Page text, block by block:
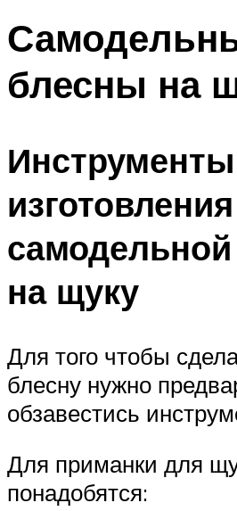
блесны на
изготовления
на щуку
Для того чтобы
блесну нужно
обзавестись
Для приманки для
понадобятся: